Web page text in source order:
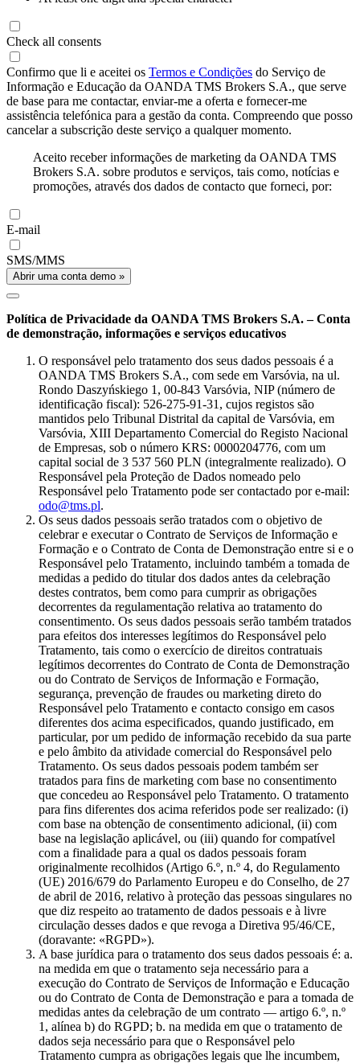
Check all consents
Confirmo que li e aceitei os Termos e Condições do Serviço de
Informação e Educação da OANDA TMS Brokers S.A., que serve
de base para me contactar, enviar-me a oferta e fornecer-me
assistência telefónica para a gestão da conta. Compreendo que posso
cancelar a subscrição deste serviço a qualquer momento.
Aceito receber informações de marketing da OANDA TMS
Brokers S.A. sobre produtos e serviços, tais como, notícias e
promoções, através dos dados de contacto que forneci, por:
E-mail
SMS/MMS
Abrir uma conta demo »
Política de Privacidade da OANDA TMS Brokers S.A. – Conta
de demonstração, informações e serviços educativos
O responsável pelo tratamento dos seus dados pessoais é a
OANDA TMS Brokers S.A., com sede em Varsóvia, na ul.
Rondo Daszyńskiego 1, 00-843 Varsóvia, NIP (número de
identificação fiscal): 526-275-91-31, cujos registos são
mantidos pelo Tribunal Distrital da capital de Varsóvia, em
Varsóvia, XIII Departamento Comercial do Registo Nacional
de Empresas, sob o número KRS: 0000204776, com um
capital social de 3 537 560 PLN (integralmente realizado). O
Responsável pela Proteção de Dados nomeado pelo
Responsável pelo Tratamento pode ser contactado por e-mail:
odo@tms.pl.
Os seus dados pessoais serão tratados com o objetivo de
celebrar e executar o Contrato de Serviços de Informação e
Formação e o Contrato de Conta de Demonstração entre si e o
Responsável pelo Tratamento, incluindo também a tomada de
medidas a pedido do titular dos dados antes da celebração
destes contratos, bem como para cumprir as obrigações
decorrentes da regulamentação relativa ao tratamento do
consentimento. Os seus dados pessoais serão também tratados
para efeitos dos interesses legítimos do Responsável pelo
Tratamento, tais como o exercício de direitos contratuais
legítimos decorrentes do Contrato de Conta de Demonstração
ou do Contrato de Serviços de Informação e Formação,
segurança, prevenção de fraudes ou marketing direto do
Responsável pelo Tratamento e contacto consigo em casos
diferentes dos acima especificados, quando justificado, em
particular, por um pedido de informação recebido da sua parte
e pelo âmbito da atividade comercial do Responsável pelo
Tratamento. Os seus dados pessoais podem também ser
tratados para fins de marketing com base no consentimento
que concedeu ao Responsável pelo Tratamento. O tratamento
para fins diferentes dos acima referidos pode ser realizado: (i)
com base na obtenção de consentimento adicional, (ii) com
base na legislação aplicável, ou (iii) quando for compatível
com a finalidade para a qual os dados pessoais foram
originalmente recolhidos (Artigo 6.º, n.º 4, do Regulamento
(UE) 2016/679 do Parlamento Europeu e do Conselho, de 27
de abril de 2016, relativo à proteção das pessoas singulares no
que diz respeito ao tratamento de dados pessoais e à livre
circulação desses dados e que revoga a Diretiva 95/46/CE,
(doravante: «RGPD»).
A base jurídica para o tratamento dos seus dados pessoais é: a.
na medida em que o tratamento seja necessário para a
execução do Contrato de Serviços de Informação e Educação
ou do Contrato de Conta de Demonstração e para a tomada de
medidas antes da celebração de um contrato — artigo 6.º, n.º
1, alínea b) do RGPD; b. na medida em que o tratamento de
dados seja necessário para que o Responsável pelo
Tratamento cumpra as obrigações legais que lhe incumbem,